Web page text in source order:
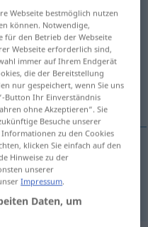
antippen)
Webseite bestmöglich nutzen
können. Notwendige,
für den Betrieb der Webseite
Webseite erforderlich sind,
immer auf Ihrem Endgerät
die der Bereitstellung
nur gespeichert, wenn Sie uns
Button Ihr Einverständnis
ohne Akzeptieren“. Sie
Besuche unserer
zu den Cookies
klicken Sie einfach auf den
Hinweise zu der
unserer
Impressum.
Daten, um